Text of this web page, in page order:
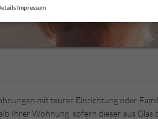
mit teurer Einrichtung oder
Ihrer Wohnung, sofern dieser aus Glas
Impressum